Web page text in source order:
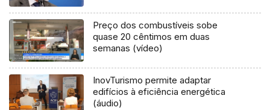
Preço dos combustíveis sobe
quase 20 cêntimos em duas
semanas (vídeo)
InovTurismo permite adaptar
edifícios à eficiência energética
(áudio)